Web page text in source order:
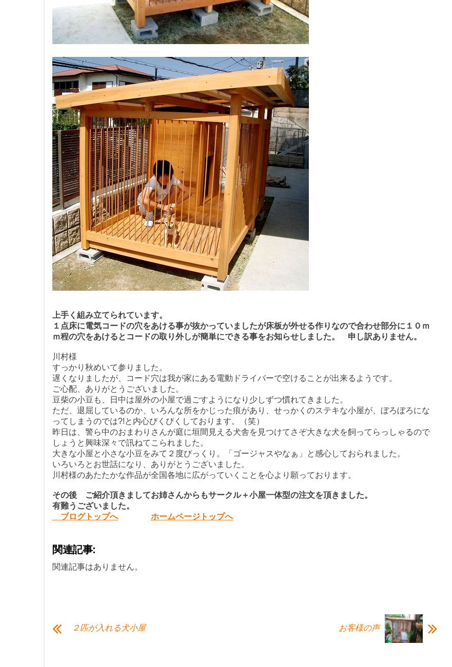
上手く組み立てられています。
１点床に電気コードの穴をあける事が抜かっていましたが床板が外せる作りなので合わせ部分に１０ｍ
ｍ程の穴をあけるとコードの取り外しが簡単にできる事をお知らせしました。 申し訳ありません。
川村様
すっかり秋めいて参りました。
遅くなりましたが、コード穴は我が家にある電動ドライバーで空けることが出来るようです。
ご心配、ありがとうございました。
豆柴の小豆も、日中は屋外の小屋で過ごすようになり少しずつ慣れてきました。
ただ、退屈しているのか、いろんな所をかじった痕があり、せっかくのステキな小屋が、ぼろぼろにな
ってしまうのでは?!と内心びくびくしております。（笑）
昨日は、警ら中のおまわりさんが庭に垣間見える犬舎を見つけてさぞ大きな犬を飼ってらっしゃるので
しょうと興味深々で訊ねてこられました。
大きな小屋と小さな小豆をみて２度びっくり。「ゴージャスやなぁ」と感心しておられました。
いろいろとお世話になり、ありがとうございました。
川村様のあたたかな作品が全国各地に広がっていくことを心より願っております。
その後 ご紹介頂きましてお姉さんからもサークル＋小屋一体型の注文を頂きました。
有難うございました。
ブログトップへ
ホームページトップへ
関連記事:
関連記事はありません。
２匹が入れる犬小屋 お客様の声